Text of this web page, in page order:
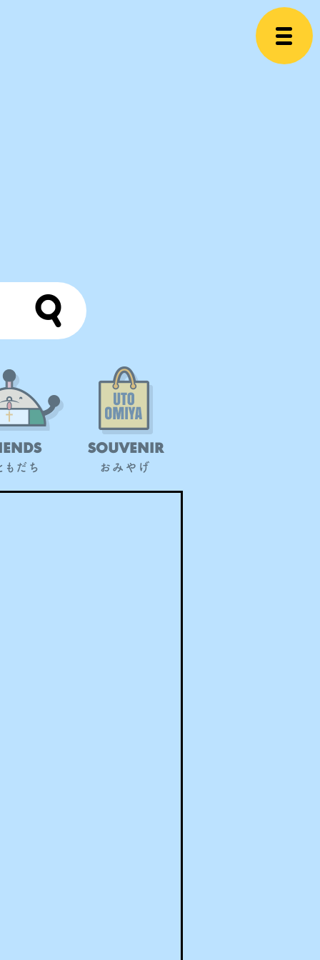
もだち
SOUVENIR
おみやげ